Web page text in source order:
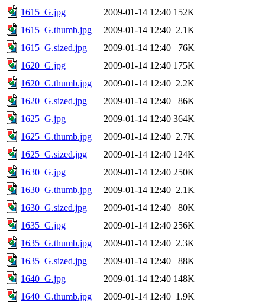
1615_G.jpg
2009-01-14 12:40 152K
1615_G.thumb.jpg
2009-01-14 12:40 2.1K
1615_G.sized.jpg
2009-01-14 12:40
76K
1620_G.jpg
2009-01-14 12:40 175K
1620_G.thumb.jpg
2009-01-14 12:40 2.2K
1620_G.sized.jpg
2009-01-14 12:40
86K
1625_G.jpg
2009-01-14 12:40 364K
1625_G.thumb.jpg
2009-01-14 12:40 2.7K
1625_G.sized.jpg
2009-01-14 12:40 124K
1630_G.jpg
2009-01-14 12:40 250K
1630_G.thumb.jpg
2009-01-14 12:40 2.1K
1630_G.sized.jpg
2009-01-14 12:40
80K
1635_G.jpg
2009-01-14 12:40 256K
1635_G.thumb.jpg
2009-01-14 12:40 2.3K
1635_G.sized.jpg
2009-01-14 12:40
88K
1640_G.jpg
2009-01-14 12:40 148K
1640_G.thumb.jpg
2009-01-14 12:40 1.9K